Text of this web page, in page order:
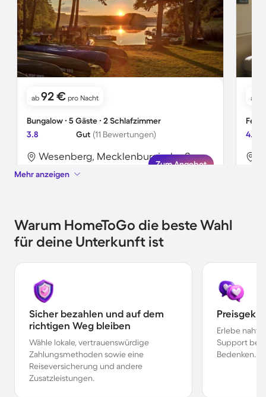
ab 92 € pro Nacht
Bungalow ∙ 5 Gäste ∙ 2 Schlafzimmer
3.8
Gut (11 Bewertungen)
Wesenberg, Mecklenburgische Seenplatte, Deutschland
Zum Angebot
ab
4.8
Mehr anzeigen
Warum HomeToGo die beste Wahl
für deine Unterkunft ist
Sicher bezahlen und auf dem
richtigen Weg bleiben
Wähle lokale, vertrauenswürdige
Zahlungsmethoden sowie eine
Reiseversicherung und andere
Zusatzleistungen.
Erlebe
Support bei
Bedenken.